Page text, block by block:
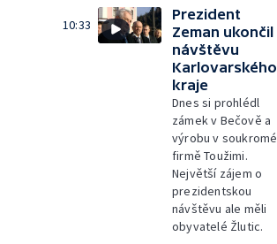
10:33
Prezident
Zeman ukončil
návštěvu
Karlovarského
kraje
Dnes si prohlédl
zámek v Bečově a
výrobu v soukromé
firmě Toužimi.
Největší zájem o
prezidentskou
návštěvu ale měli
obyvatelé Žlutic.